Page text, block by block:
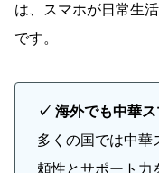
は、スマホが日常生
です。
✓ 海外でも中華ス
多くの国では中華
頼性とサポート力